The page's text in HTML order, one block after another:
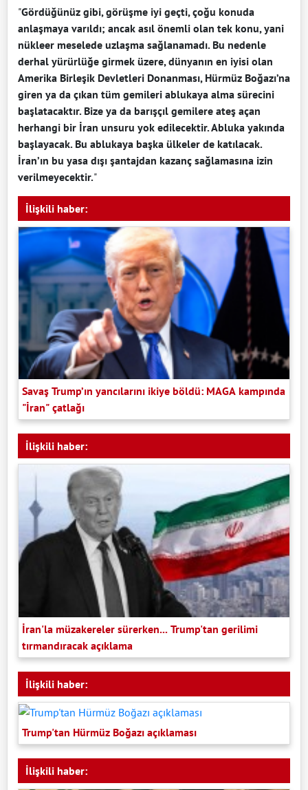
"Gördüğünüz gibi, görüşme iyi geçti, çoğu konuda
anlaşmaya varıldı; ancak asıl önemli olan tek konu, yani
nükleer meselede uzlaşma sağlanamadı. Bu nedenle
derhal yürürlüğe girmek üzere, dünyanın en iyisi olan
Amerika Birleşik Devletleri Donanması, Hürmüz Boğazı’na
giren ya da çıkan tüm gemileri ablukaya alma sürecini
başlatacaktır. Bize ya da barışçıl gemilere ateş açan
herhangi bir İran unsuru yok edilecektir. Abluka yakında
başlayacak. Bu ablukaya başka ülkeler de katılacak.
İran’ın bu yasa dışı şantajdan kazanç sağlamasına izin
verilmeyecektir."
İlişkili haber:
Savaş Trump’ın yancılarını ikiye böldü: MAGA kampında
"İran" çatlağı
İlişkili haber:
İran'la müzakereler sürerken... Trump'tan gerilimi
tırmandıracak açıklama
İlişkili haber:
Trump'tan Hürmüz Boğazı açıklaması
İlişkili haber: